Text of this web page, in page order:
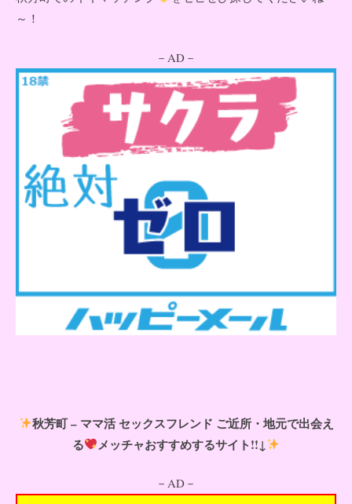
～！
－AD－
秋芳町 – ママ活 セックスフレンド ご近所・地元で出会え
る
メッチャおすすめするサイト!!↓
－AD－